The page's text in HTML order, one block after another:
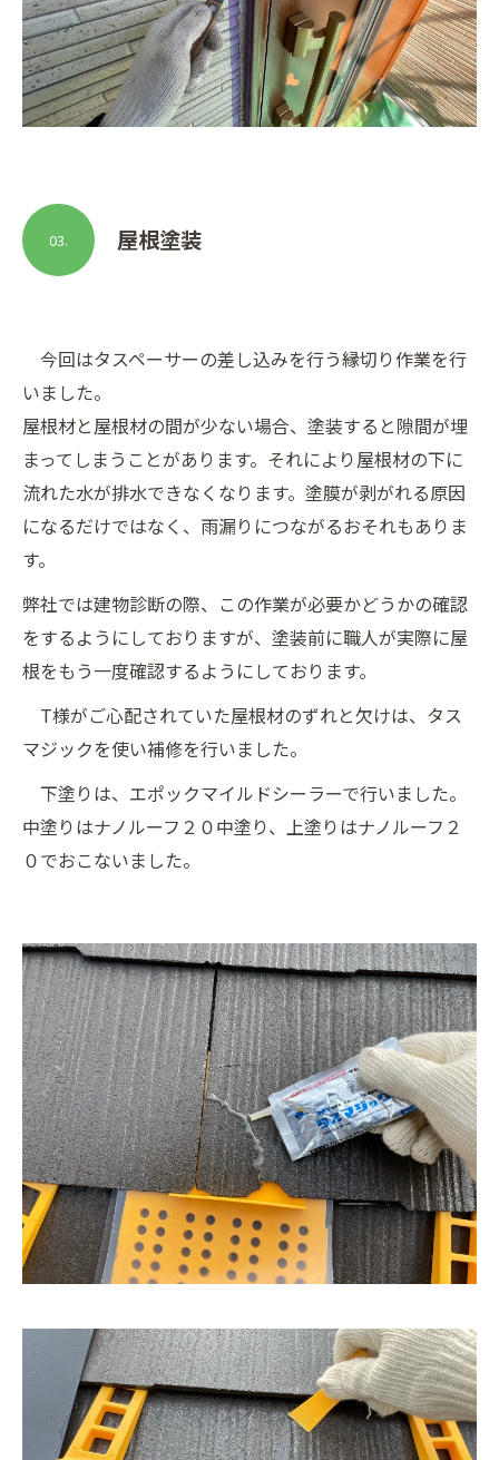
屋根塗装
03.
今回はタスペーサーの差し込みを行う縁切り作業を行
いました。
屋根材と屋根材の間が少ない場合、塗装すると隙間が埋
まってしまうことがあります。それにより屋根材の下に
流れた水が排水できなくなります。塗膜が剥がれる原因
になるだけではなく、雨漏りにつながるおそれもありま
す。
弊社では建物診断の際、この作業が必要かどうかの確認
をするようにしておりますが、塗装前に職人が実際に屋
根をもう一度確認するようにしております。
T様がご心配されていた屋根材のずれと欠けは、タス
マジックを使い補修を行いました。
下塗りは、エポックマイルドシーラーで行いました。
中塗りはナノルーフ２０中塗り、上塗りはナノルーフ２
０でおこないました。